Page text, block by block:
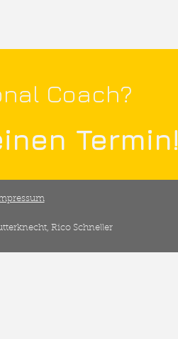
Coach?
Termin!
Rico Schneller